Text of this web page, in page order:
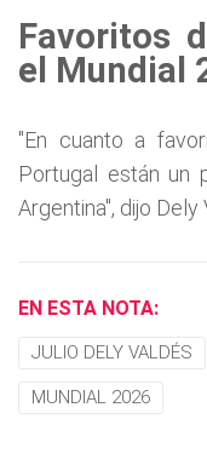
Favoritos
el Mundial
"En cuanto a
Portugal están un
Argentina", dijo Dely
EN ESTA NOTA:
JULIO DELY VALDÉS
MUNDIAL 2026